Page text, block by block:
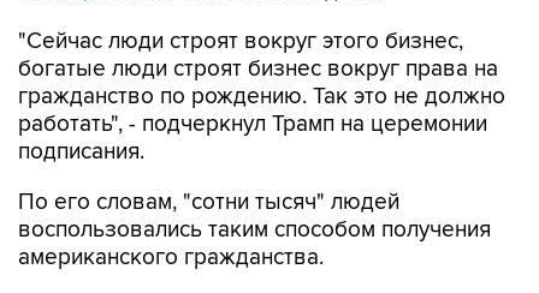
"Сейчас люди строят вокруг этого бизнес,
богатые люди строят бизнес вокруг права на
гражданство по рождению. Так это не должно
работать", - подчеркнул Трамп на церемонии
подписания.
По его словам, "сотни тысяч" людей
воспользовались таким способом получения
американского гражданства.